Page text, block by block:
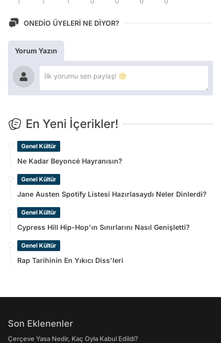
ONEDİO ÜYELERİ NE DİYOR?
Yorum Yazın
En Yeni İçerikler!
Genel Kültür
Ne Kadar Beyoncé Hayranısın?
Genel Kültür
Jane Austen Spotify Listesi Hazırlasaydı Neler Dinlerdi?
Genel Kültür
Cypress Hill Hip-Hop'ın Sınırlarını Nasıl Genişletti?
Genel Kültür
Rap Tarihinin En Yıkıcı Diss'leri
Son Eklenenler
Çerçeve Yasa Nedir, Kaç Oyla Kabul Edildi?